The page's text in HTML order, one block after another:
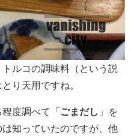
ルコの調味料（という説
り天用ですね。
度調べて「 ごまだし 」を
知っていたのですが、他